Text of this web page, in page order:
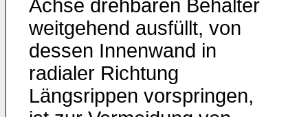
Achse drehbaren Behälter
weitgehend ausfüllt, von
dessen Innenwand in
radialer Richtung
Längsrippen vorspringen,